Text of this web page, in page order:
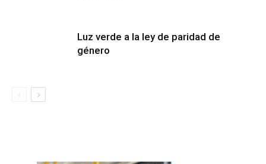
Luz verde a la ley de paridad de
género